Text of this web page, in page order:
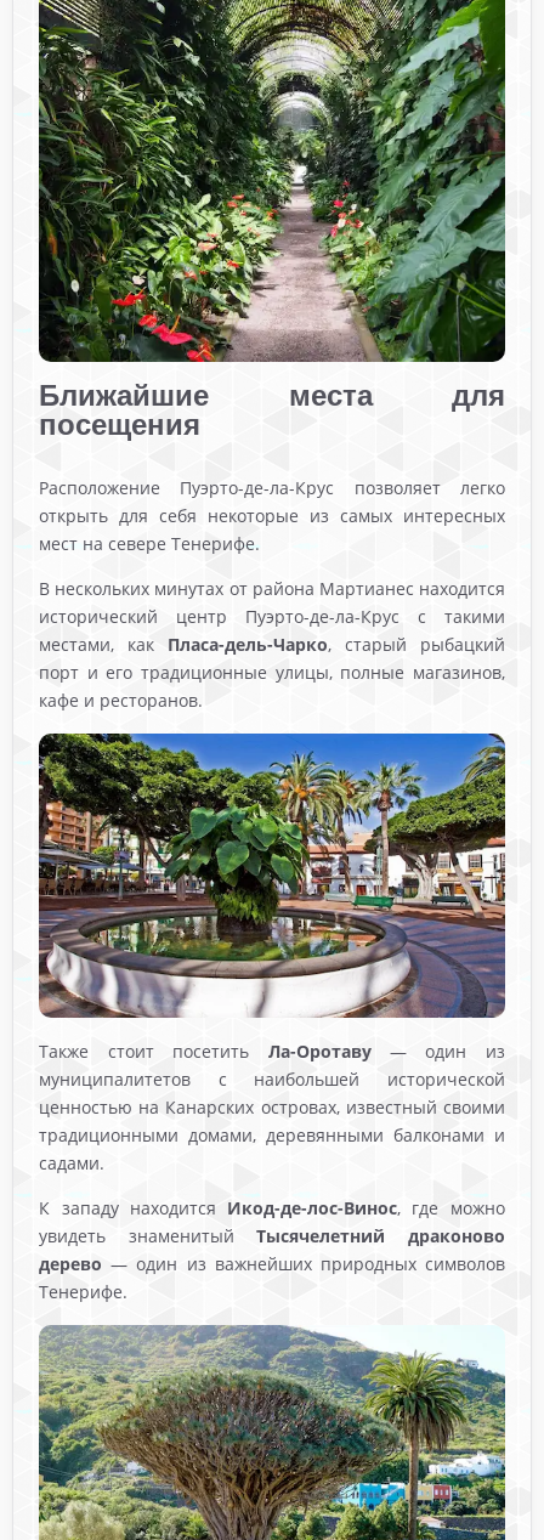
Ближайшие места для
посещения
Расположение Пуэрто-де-ла-Крус позволяет легко
открыть для себя некоторые из самых интересных
мест на севере Тенерифе.
В нескольких минутах от района Мартианес находится
исторический центр Пуэрто-де-ла-Крус с такими
местами, как Пласа-дель-Чарко, старый рыбацкий
порт и его традиционные улицы, полные магазинов,
кафе и ресторанов.
Также стоит посетить Ла-Оротаву— один из
муниципалитетов с наибольшей исторической
ценностью на Канарских островах, известный своими
традиционными домами, деревянными балконами и
садами.
К западу находится Икод-де-лос-Винос, где можно
увидеть знаменитыйТысячелетний драконово
дерево — один из важнейших природных символов
Тенерифе.